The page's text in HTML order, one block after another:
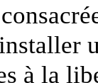
à la